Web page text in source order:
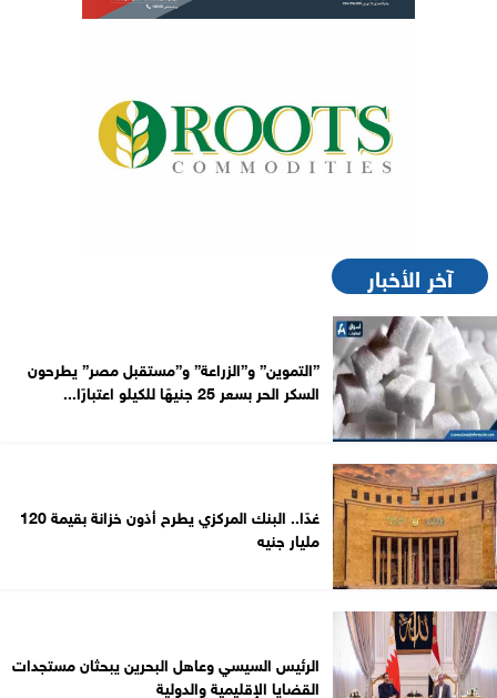
آخر الأخبار
”التموين” و”الزراعة” و”مستقبل مصر” يطرحون
السكر الحر بسعر 25 جنيهًا للكيلو اعتبارًا...
غدًا.. البنك المركزي يطرح أذون خزانة بقيمة 120
مليار جنيه
الرئيس السيسي وعاهل البحرين يبحثان مستجدات
القضايا الإقليمية والدولية